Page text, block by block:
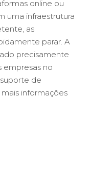
online ou
uma infraestrutura
as
parar. A
precisamente
empresas no
de
informações